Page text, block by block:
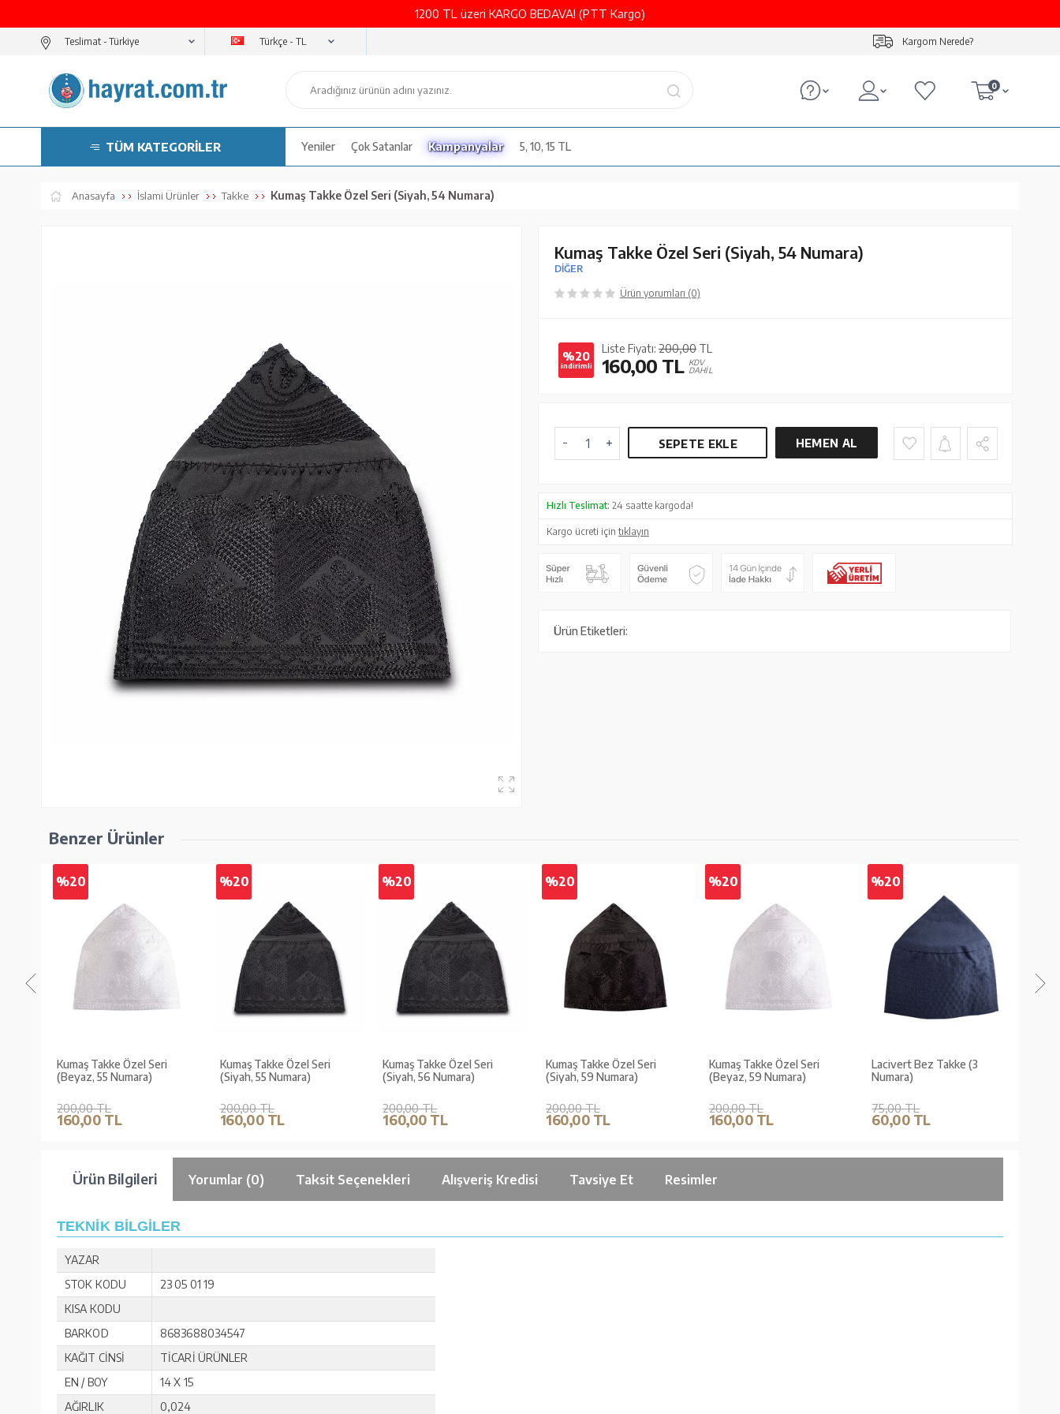
1200 TL üzeri KARGO BEDAVA! (PTT Kargo)
Teslimat - Türkçe - TL Kargom Nerede?
0
TÜM KATEGORİLER Yeniler Çok Satanlar Kampanyalar 5, 10, 15 TL
Anasayfa İslami Ürünler Takke Kumaş Takke Özel Seri (Siyah, 54 Numara)
Kumaş Takke Özel Seri (Siyah, 54 Numara)
DİĞER
Ürün yorumları (0)
%20
indirimli
Liste Fiyatı: 200,00 TL
160,00 TL KDV
DAHİL
SEPETE EKLE HEMEN AL
Hızlı Teslimat: 24 saatte kargoda!
Kargo ücreti içintıklayın
Ürün Etiketleri:
Benzer Ürünler
%20
Kumaş Takke Özel Seri
(Beyaz, 55 Numara)
200,00 TL
160,00 TL
%20
Kumaş Takke Özel Seri
(Siyah, 55 Numara)
200,00 TL
160,00 TL
%20
Kumaş Takke Özel Seri
(Siyah, 56 Numara)
200,00 TL
160,00 TL
%20
Kumaş Takke Özel Seri
(Siyah, 59 Numara)
200,00 TL
160,00 TL
%20
Kumaş Takke Özel Seri
(Beyaz, 59 Numara)
200,00 TL
160,00 TL
%20
Lacivert Bez Takke (3
Numara)
75,00 TL
60,00 TL
Ürün Bilgileri Yorumlar (0) Taksit Seçenekleri Alışveriş Kredisi Tavsiye Et Resimler
TEKNİK BİLGİLER
YAZAR
STOK KODU
23 05 01 19
KISA KODU
BARKOD
8683688034547
KAĞIT CİNSİ
TİCARİ ÜRÜNLER
EN / BOY
14 X 15
AĞIRLIK
0,024